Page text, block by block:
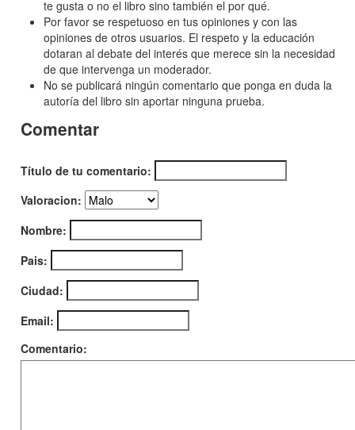
te gusta o no el libro sino también el por qué.
Por favor se respetuoso en tus opiniones y con las
opiniones de otros usuarios. El respeto y la educación
dotaran al debate del interés que merece sin la necesidad
de que intervenga un moderador.
No se publicará ningún comentario que ponga en duda la
autoría del libro sin aportar ninguna prueba.
Comentar
Título de tu comentario:
Valoracion:
Nombre:
Pais:
Ciudad:
Email:
Comentario: